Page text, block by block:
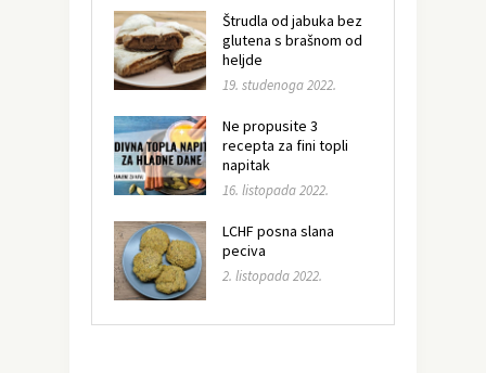
Štrudla od jabuka bez
glutena s brašnom od
heljde
19. studenoga 2022.
Ne propusite 3
recepta za fini topli
napitak
16. listopada 2022.
LCHF posna slana
peciva
2. listopada 2022.